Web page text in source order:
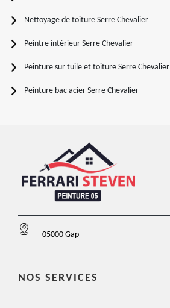
Nettoyage de toiture Serre Chevalier
Peintre intérieur Serre Chevalier
Peinture sur tuile et toiture Serre Chevalier
Peinture bac acier Serre Chevalier
05000 Gap
NOS SERVICES